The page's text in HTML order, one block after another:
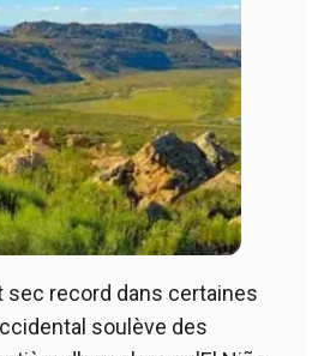
sec record dans certaines
soulève des